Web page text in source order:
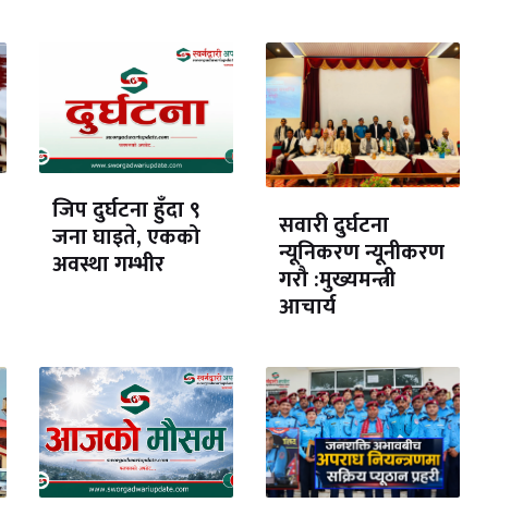
जिप दुर्घटना हुँदा ९
जना घाइते, एकको
अवस्था गम्भीर
सवारी दुर्घटना
न्यूनिकरण न्यूनीकरण
गरौ :मुख्यमन्त्री
आचार्य